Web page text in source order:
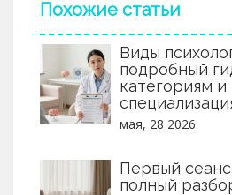
Похожие статьи
Виды
подробный
категориям и
мая, 28 2026
Первый сеанс
полный